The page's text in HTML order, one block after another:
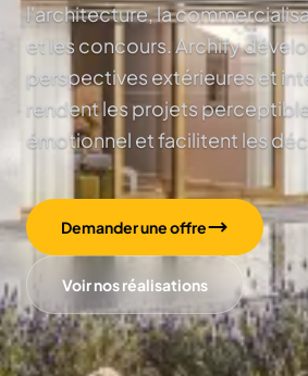
l'architecture, la
et les concours. Archify
perspectives extérieures et
rendent les projets
émotionnel et facilitent les
Demander une offre
Voir nos réalisations